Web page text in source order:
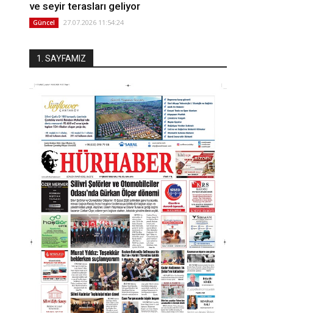
ve seyir terasları geliyor
Güncel 27.07.2026 11:54:24
1. SAYFAMIZ